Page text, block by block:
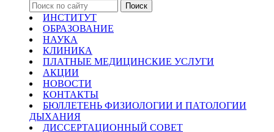
ИНСТИТУТ
ОБРАЗОВАНИЕ
НАУКА
КЛИНИКА
ПЛАТНЫЕ МЕДИЦИНСКИЕ УСЛУГИ
АКЦИИ
НОВОСТИ
КОНТАКТЫ
БЮЛЛЕТЕНЬ ФИЗИОЛОГИИ И ПАТОЛОГИИ
ДЫХАНИЯ
ДИССЕРТАЦИОННЫЙ СОВЕТ